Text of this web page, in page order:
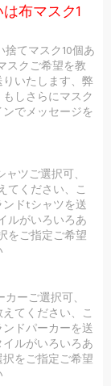
布マスク1
てマスク10個あ
スクご希望を教
いたします、弊
しさらにマスク
でメッセージを
ツご選択可、
てください、こ
ドtシャツを送
ルがいろいろあ
をご指定ご希望
ーご選択可、
てください、こ
ドパーカーを送
ルがいろいろあ
をご指定ご希望